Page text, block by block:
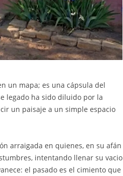
un mapa; es una cápsula del
legado ha sido diluido por la
un paisaje a un simple espacio
arraigada en quienes, en su afán
intentando llenar su vacio
el pasado es el cimiento que